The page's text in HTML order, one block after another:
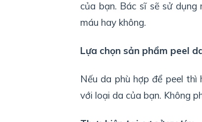
của bạn. Bác sĩ sẽ sử
máu hay không.
Lựa chọn sản phẩm peel
Nếu da phù hợp để peel thì
với loại da của bạn. Không